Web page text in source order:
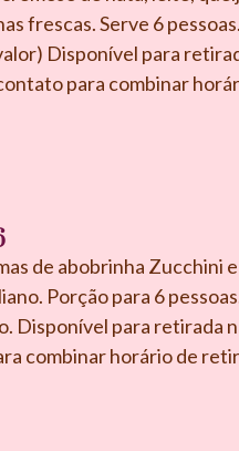
frescas. Serve 6
Disponível para
para combinar
de abobrinha Zucchini
Porção para 6
Disponível para retirada
combinar horário de